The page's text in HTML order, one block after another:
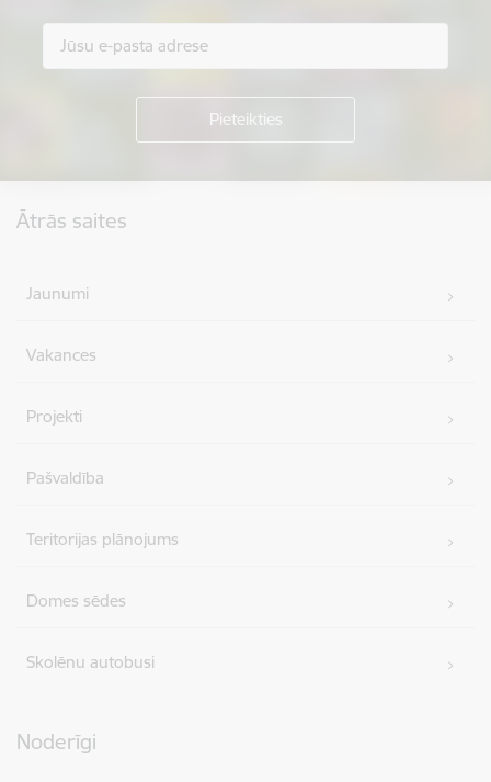
Ātrās saites
Jaunumi
Vakances
Projekti
Pašvaldība
Teritorijas plānojums
Domes sēdes
Skolēnu autobusi
Noderīgi